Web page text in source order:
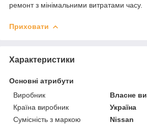
ремонт з мінімальними витратами часу.
Приховати
Характеристики
Основні атрибути
Виробник
Власне
Країна виробник
Україна
Сумісність з маркою
Nissan